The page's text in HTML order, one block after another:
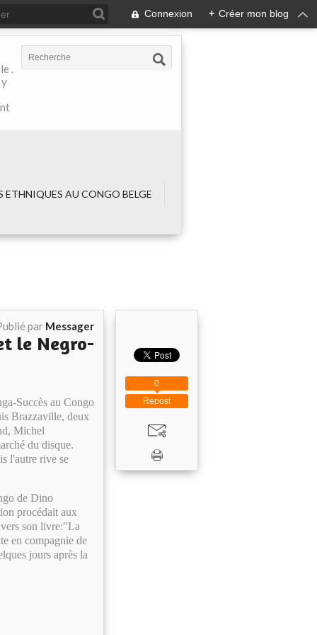
Connexion + Créer mon blog
.
AU CONGO BELGE
par Messager
le Negro-
Succès au Congo
Brazzaville, deux
Michel
du disque.
l'autre rive se
de Dino
procédait aux
son livre:"La
en compagnie de
jours après la
Repost
0